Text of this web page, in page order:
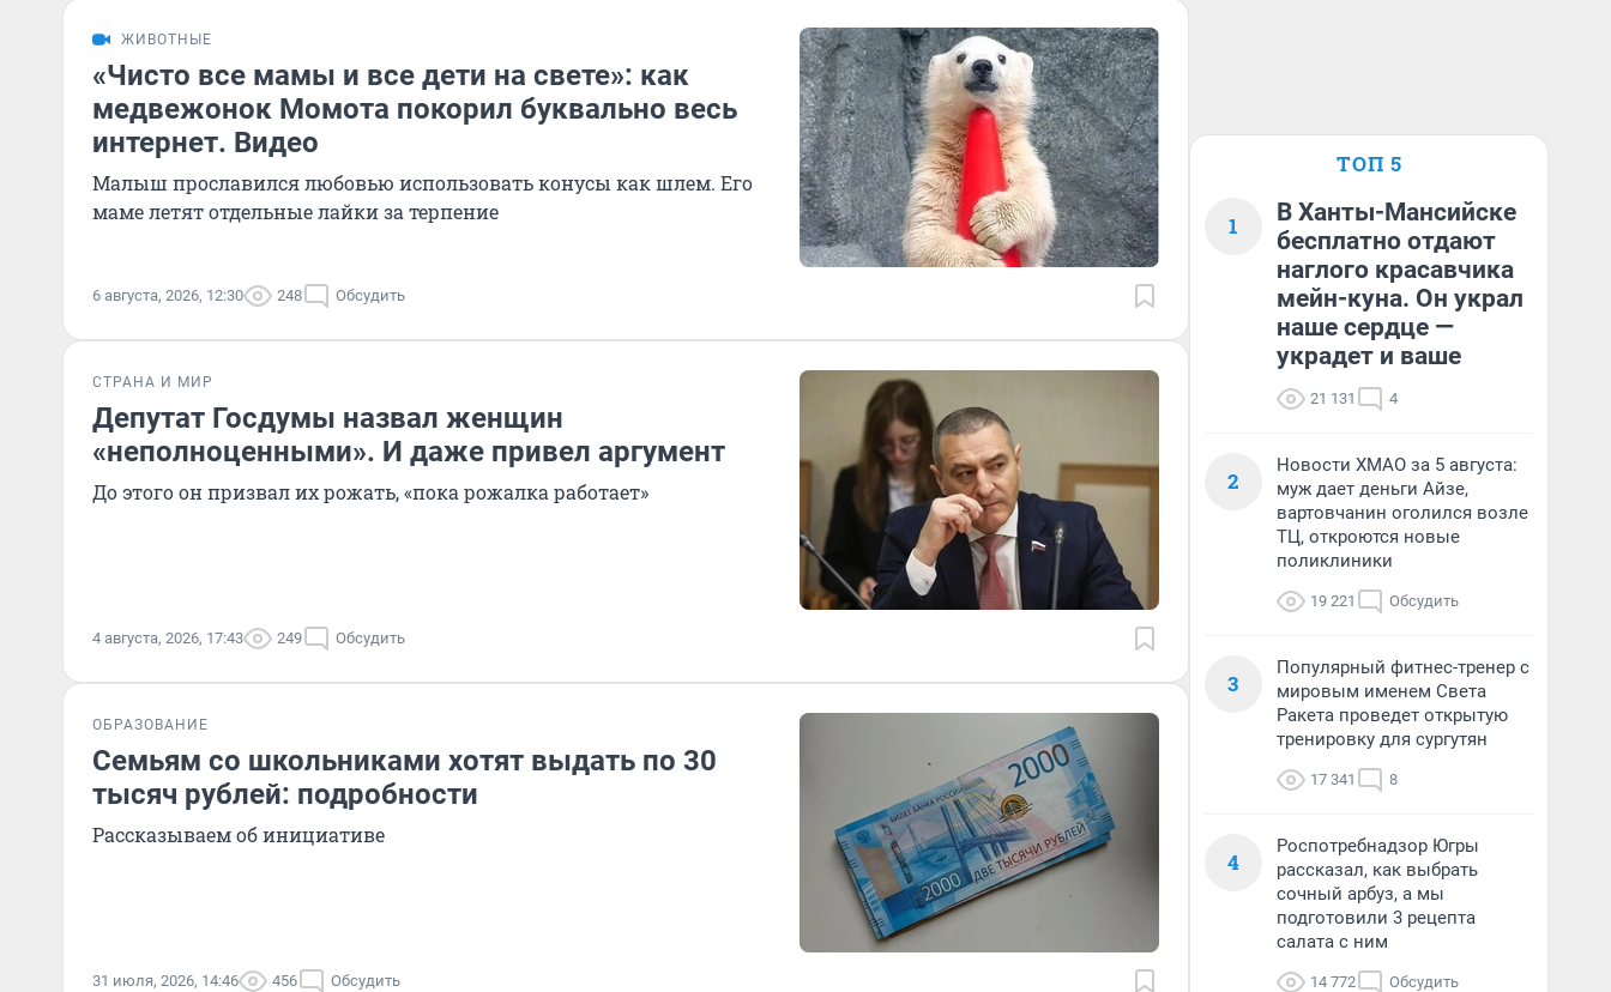
ЖИВОТНЫЕ
«Чисто все мамы и все дети на свете»: как
медвежонок Момота покорил буквально весь
интернет. Видео
Малыш прославился любовью использовать конусы как шлем. Его
маме летят отдельные лайки за терпение
6 августа, 2026, 12:30 248 Обсудить
СТРАНА И МИР
Депутат Госдумы назвал женщин
«неполноценными». И даже привел аргумент
До этого он призвал их рожать, «пока рожалка работает»
4 августа, 2026, 17:43 249 Обсудить
ОБРАЗОВАНИЕ
Семьям со школьниками хотят выдать по 30
тысяч рублей: подробности
Рассказываем об инициативе
31 июля, 2026, 14:46 456 Обсудить
ТОП 5
1
В Ханты-Мансийске
бесплатно отдают
наглого красавчика
мейн-куна. Он украл
наше сердце —
украдет и ваше
21 131 4
2
Новости ХМАО за 5 августа:
муж дает деньги Айзе,
вартовчанин оголился возле
ТЦ, откроются новые
поликлиники
19 221 Обсудить
3
Популярный фитнес-тренер с
мировым именем Света
Ракета проведет открытую
тренировку для сургутян
17 341 8
4
Роспотребнадзор Югры
рассказал, как выбрать
сочный арбуз, а мы
подготовили 3 рецепта
салата с ним
14 772 Обсудить